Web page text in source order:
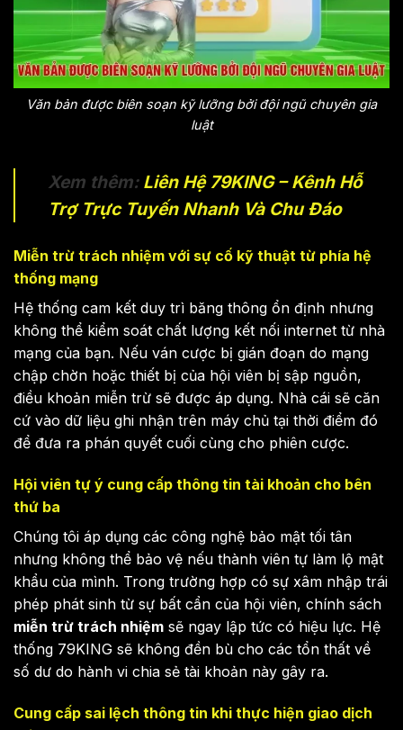
Văn bản được biên soạn kỹ lưỡng bởi đội ngũ chuyên gia
luật
Xem thêm:Liên Hệ 79KING – Kênh Hỗ
Trợ Trực Tuyến Nhanh Và Chu Đáo
Miễn trừ trách nhiệm với sự cố kỹ thuật từ phía hệ
thống mạng
Hệ thống cam kết duy trì băng thông ổn định nhưng
không thể kiểm soát chất lượng kết nối internet từ nhà
mạng của bạn. Nếu ván cược bị gián đoạn do mạng
chập chờn hoặc thiết bị của hội viên bị sập nguồn,
điều khoản miễn trừ sẽ được áp dụng. Nhà cái sẽ căn
cứ vào dữ liệu ghi nhận trên máy chủ tại thời điểm đó
để đưa ra phán quyết cuối cùng cho phiên cược.
Hội viên tự ý cung cấp thông tin tài khoản cho bên
thứ ba
Chúng tôi áp dụng các công nghệ bảo mật tối tân
nhưng không thể bảo vệ nếu thành viên tự làm lộ mật
khẩu của mình. Trong trường hợp có sự xâm nhập trái
phép phát sinh từ sự bất cẩn của hội viên, chính sách
miễn trừ trách nhiệm sẽ ngay lập tức có hiệu lực. Hệ
thống 79KING sẽ không đền bù cho các tổn thất về
số dư do hành vi chia sẻ tài khoản này gây ra.
Cung cấp sai lệch thông tin khi thực hiện giao dịch